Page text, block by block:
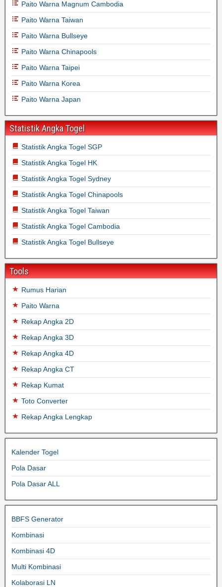
Paito Warna Magnum Cambodia
Paito Warna Taiwan
Paito Warna Bullseye
Paito Warna Chinapools
Paito Warna Taipei
Paito Warna Korea
Paito Warna Japan
Statistik Angka Togel
Statistik Angka Togel SGP
Statistik Angka Togel HK
Statistik Angka Togel Sydney
Statistik Angka Togel Chinapools
Statistik Angka Togel Taiwan
Statistik Angka Togel Cambodia
Statistik Angka Togel Bullseye
Tools
Rumus Harian
Paito Warna
Rekap Angka 2D
Rekap Angka 3D
Rekap Angka 4D
Rekap Angka CT
Rekap Kumat
Toto Converter
Rekap Angka Lengkap
Kalender Togel
Pola Dasar
Pola Dasar ALL
BBFS Generator
Kombinasi
Kombinasi 4D
Multi Kombinasi
Kolaborasi LN